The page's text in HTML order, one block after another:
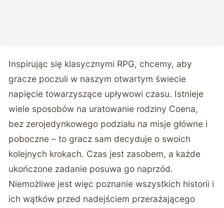
Inspirując się klasycznymi RPG, chcemy, aby
gracze poczuli w naszym otwartym świecie
napięcie towarzyszące upływowi czasu. Istnieje
wiele sposobów na uratowanie rodziny Coena,
bez zerojedynkowego podziału na misje główne i
poboczne – to gracz sam decyduje o swoich
kolejnych krokach. Czas jest zasobem, a każde
ukończone zadanie posuwa go naprzód.
Niemożliwe jest więc poznanie wszystkich historii i
ich wątków przed nadejściem przerażającego